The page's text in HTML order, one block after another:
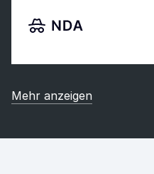
Mehr anzeigen